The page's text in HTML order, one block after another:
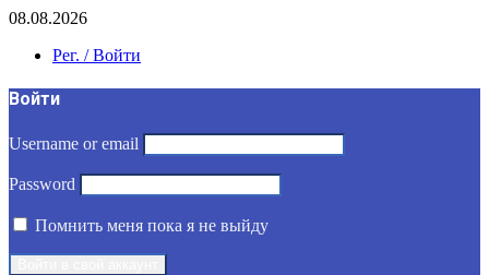
08.08.2026
Рег. / Войти
Войти
Username or email
Password
Помнить меня пока я не выйду